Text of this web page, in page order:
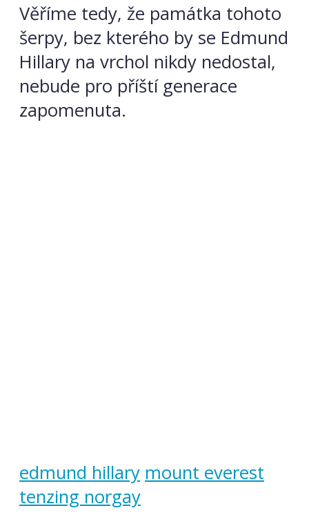
Věříme tedy, že památka tohoto
šerpy, bez kterého by se Edmund
Hillary na vrchol nikdy nedostal,
nebude pro příští generace
zapomenuta.
edmund hillary mount everest
tenzing norgay